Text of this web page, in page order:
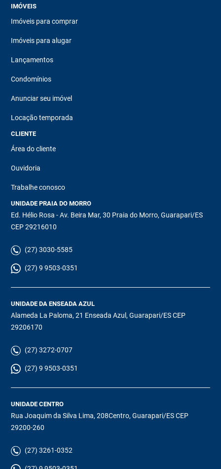
IMÓVEIS
Imóveis para comprar
Imóveis para alugar
Lançamentos
Condomínios
Anunciar seu imóvel
Locação temporada
CLIENTE
Área do cliente
Ouvidoria
Trabalhe conosco
UNIDADE PRAIA DO MORRO
Ed. Hélio Rosa - Av. Beira Mar, 30 Praia do Morro, Guarapari/ES
CEP 29216010
(27) 3030-5585
(27) 9 9503-0351
UNIDADE DA ENSEADA AZUL
Alameda La Paloma, 21 Enseada Azul, Guarapari/ES CEP
29206170
(27) 3272-0707
(27) 9 9503-0351
UNIDADE CENTRO
Rua Joaquim da Silva Lima, 208Centro, Guarapari/ES CEP
29200-260
(27) 3261-0352